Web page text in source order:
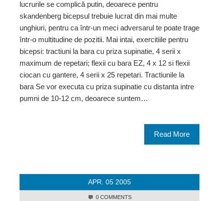
lucrurile se complică putin, deoarece pentru
skandenberg bicepsul trebuie lucrat din mai multe
unghiuri, pentru ca într-un meci adversarul te poate trage
într-o multitudine de pozitii. Mai intai, exercitiile pentru
bicepsi: tractiuni la bara cu priza supinatie, 4 serii x
maximum de repetari; flexii cu bara EZ, 4 x 12 si flexii
ciocan cu gantere, 4 serii x 25 repetari. Tractiunile la
bara Se vor executa cu priza supinatie cu distanta intre
pumni de 10-12 cm, deoarece suntem…
Read More
APR. 05 2005
0 COMMENTS